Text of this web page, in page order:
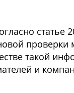
статье
такой
и